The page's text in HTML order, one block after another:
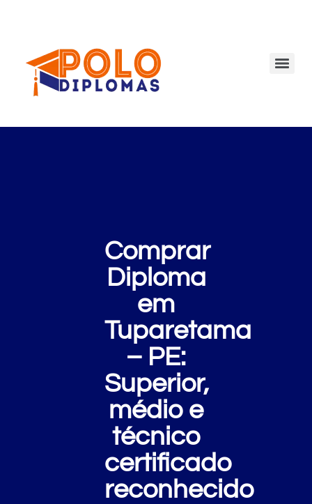
Comprar
Diploma
em
Tuparetama
– PE:
Superior,
médio e
técnico
certificado
reconhecido